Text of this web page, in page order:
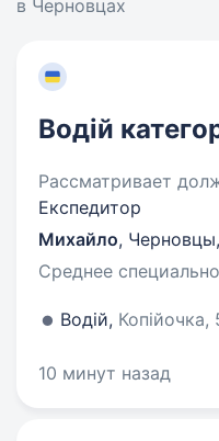
в Черновцах
Водій
Рассматривает
Експедитор
Михайло,
Среднее
Водій, Копійочка,
10 минут назад